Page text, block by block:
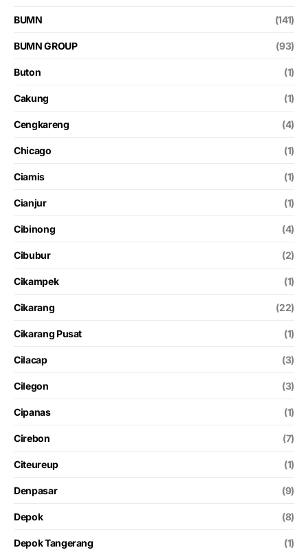
BUMN (141)
BUMN GROUP (93)
Buton (1)
Cakung (1)
Cengkareng (4)
Chicago (1)
Ciamis (1)
Cianjur (1)
Cibinong (4)
Cibubur (2)
Cikampek (1)
Cikarang (22)
Cikarang Pusat (1)
Cilacap (3)
Cilegon (3)
Cipanas (1)
Cirebon (7)
Citeureup (1)
Denpasar (9)
Depok (8)
Depok Tangerang (1)